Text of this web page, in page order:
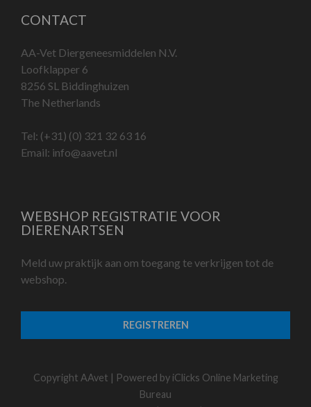
CONTACT
AA-Vet Diergeneesmiddelen N.V.
Loofklapper 6
8256 SL Biddinghuizen
The Netherlands
Tel: (+31) (0) 321 32 63 16
Email: info@aavet.nl
WEBSHOP REGISTRATIE VOOR
DIERENARTSEN
Meld uw praktijk aan om toegang te verkrijgen tot de
webshop.
REGISTREREN
Copyright AAvet | Powered by iClicks Online Marketing
Bureau